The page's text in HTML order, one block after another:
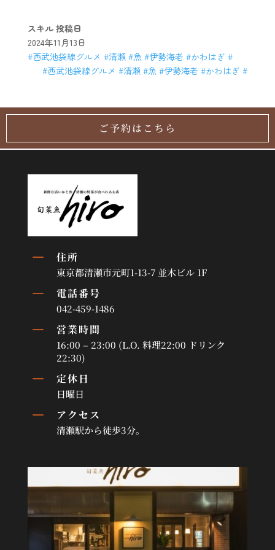
スキル 投稿日
2024年11月13日
#西武池袋線グルメ #清瀬 #魚 #伊勢海老 #かわはぎ #
#西武池袋線グルメ #清瀬 #魚 #伊勢海老 #かわはぎ #
ご予約はこちら
K 住所
東京都清瀬市元町1-13-7 並木ビル 1F
K 電話番号
042-459-1486
K 営業時間
16:00 – 23:00 (L.O. 料理22:00 ドリンク
22:30)
K 定休日
日曜日
K アクセス
清瀬駅から徒歩3分。